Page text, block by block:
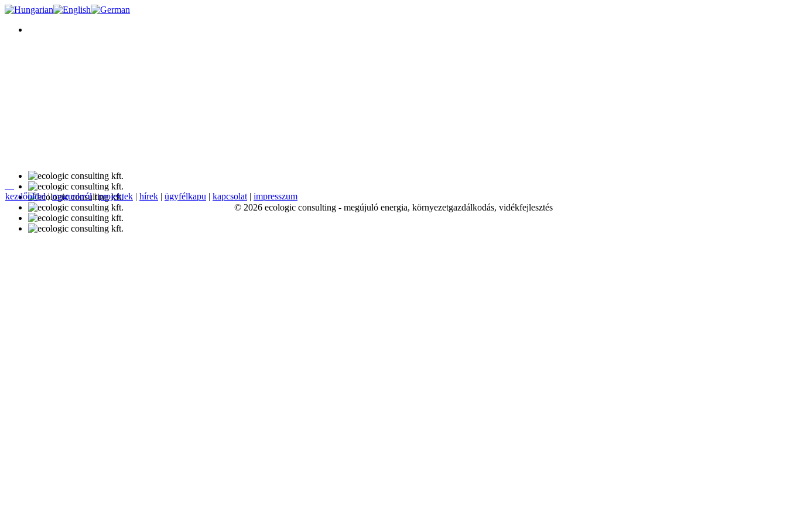
kezdőoldal|magunkról|projektek | hírek | ügyfélkapu | kapcsolat | impresszum
© 2026 ecologic consulting - megújuló energia, környezetgazdálkodás, vidékfejlesztés